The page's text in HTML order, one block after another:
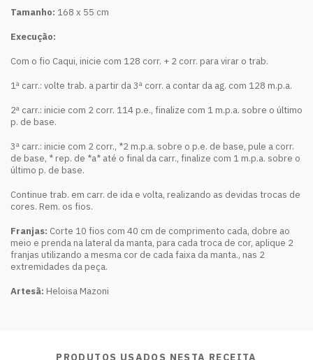
Tamanho: 168 x 55 cm
Execução:
Com o fio Caqui, inicie com 128 corr. + 2 corr. para virar o trab.
1ª carr.: volte trab. a partir da 3ª corr. a contar da ag. com 128 m.p.a.
2ª carr.: inicie com 2 corr. 114 p.e., finalize com 1 m.p.a. sobre o último
p. de base.
3ª carr.: inicie com 2 corr., *2 m.p.a. sobre o p.e. de base, pule a corr.
de base, * rep. de *a* até o final da carr., finalize com 1 m.p.a. sobre o
último p. de base.
Continue trab. em carr. de ida e volta, realizando as devidas trocas de
cores. Rem. os fios.
Franjas: Corte 10 fios com 40 cm de comprimento cada, dobre ao
meio e prenda na lateral da manta, para cada troca de cor, aplique 2
franjas utilizando a mesma cor de cada faixa da manta., nas 2
extremidades da peça.
Artesã: Heloisa Mazoni
PRODUTOS USADOS NESTA RECEITA